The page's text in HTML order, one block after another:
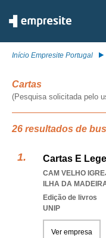
Início Empresite Portugal
Cartas
(Pesquisa solicitada pelo
26 resultados de
Cartas E
CAM VELHO
ILHA DA
Edição de livros
UNIP
Ver empresa